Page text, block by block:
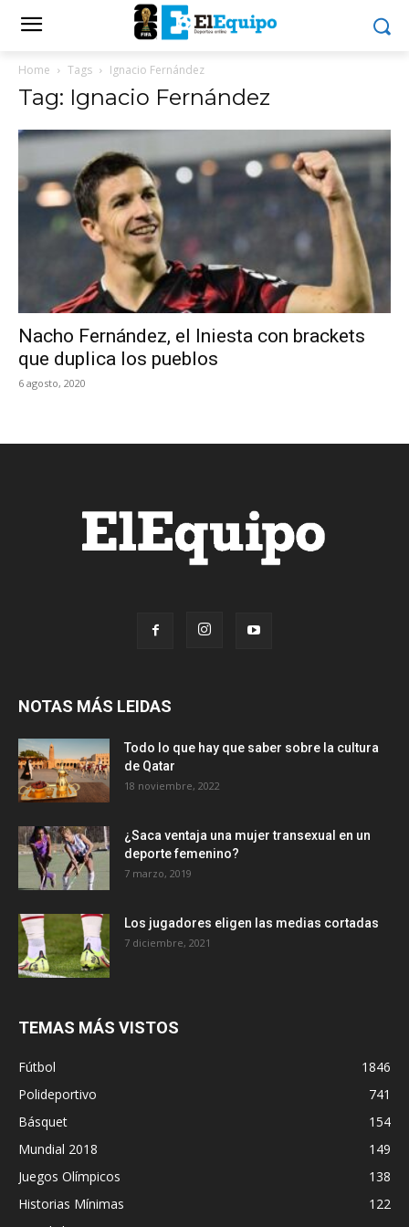
Home Tags Ignacio Fernández
Tag: Ignacio Fernández
Nacho Fernández, el Iniesta con brackets
que duplica los pueblos
6 agosto, 2020
NOTAS MÁS LEIDAS
Todo lo que hay que saber sobre la cultura
de Qatar
18 noviembre, 2022
¿Saca ventaja una mujer transexual en un
deporte femenino?
7 marzo, 2019
Los jugadores eligen las medias cortadas
7 diciembre, 2021
TEMAS MÁS VISTOS
Fútbol
1846
Polideportivo
741
Básquet
154
Mundial 2018
149
Juegos Olímpicos
138
Historias Mínimas
122